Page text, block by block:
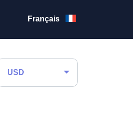
Français
USD